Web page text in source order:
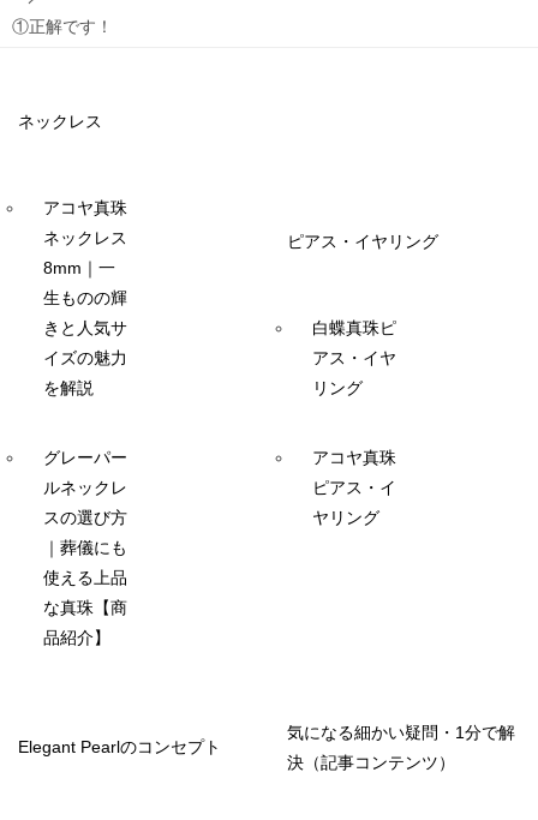
①正解です！
ネックレス
アコヤ真珠
ネックレス
8mm｜一
生ものの輝
きと人気サ
イズの魅力
を解説
グレーパー
ルネックレ
スの選び方
｜葬儀にも
使える上品
な真珠【商
品紹介】
ピアス・イヤリング
白蝶真珠ピ
アス・イヤ
リング
アコヤ真珠
ピアス・イ
ヤリング
Elegant Pearlのコンセプト
気になる細かい疑問・1分で解
決（記事コンテンツ）